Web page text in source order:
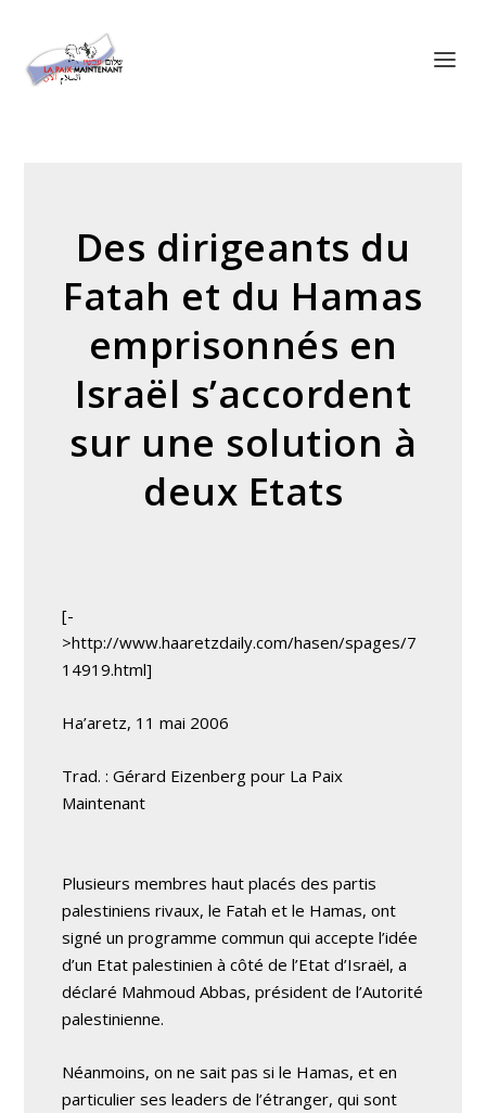
Des dirigeants du
Fatah et du Hamas
emprisonnés en
Israël s’accordent
sur une solution à
deux Etats
[-
>http://www.haaretzdaily.com/hasen/spages/7
14919.html]
Ha’aretz, 11 mai 2006
Trad. : Gérard Eizenberg pour La Paix
Maintenant
Plusieurs membres haut placés des partis
palestiniens rivaux, le Fatah et le Hamas, ont
signé un programme commun qui accepte l’idée
d’un Etat palestinien à côté de l’Etat d’Israël, a
déclaré Mahmoud Abbas, président de l’Autorité
palestinienne.
Néanmoins, on ne sait pas si le Hamas, et en
particulier ses leaders de l’étranger, qui sont